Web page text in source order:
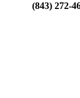
(843) 272-